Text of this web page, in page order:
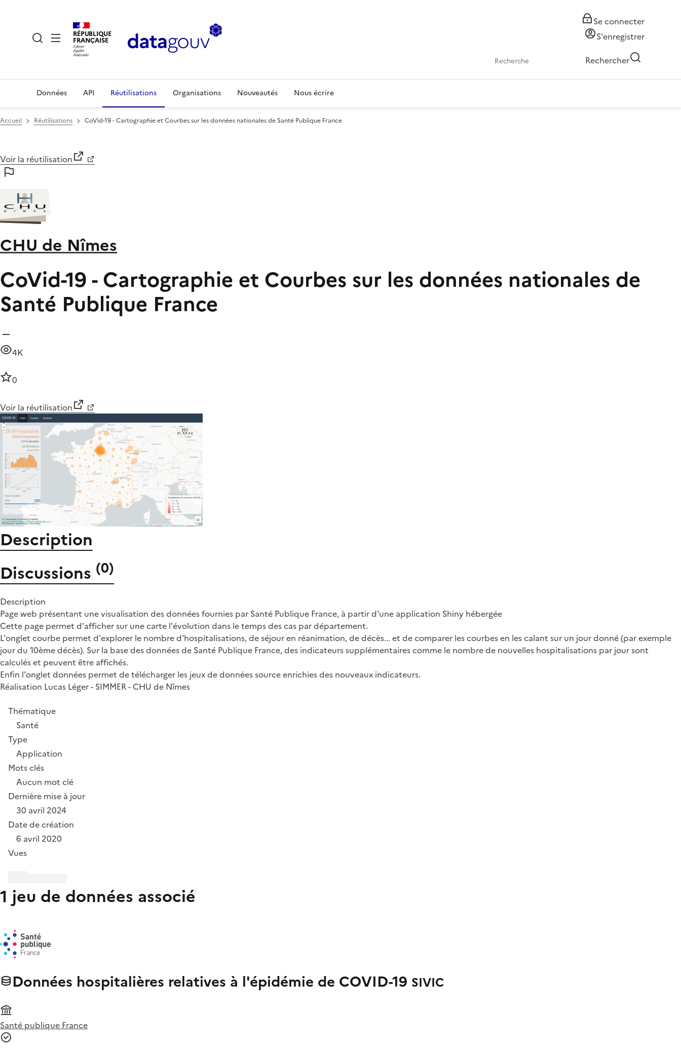
RÉPUBLIQUE
FRANÇAISE
Se connecter
S'enregistrer
Rechercher
Données API Réutilisations Organisations Nouveautés Nous écrire
Accueil Réutilisations CoVid-19 - Cartographie et Courbes sur les données nationales de Santé Publique France
Voir la réutilisation
CHU de Nîmes
CoVid-19 - Cartographie et Courbes sur les données nationales de
Santé Publique France
4K
0
Voir la réutilisation
Description
Discussions (0)
Description
Page web présentant une visualisation des données fournies par Santé Publique France, à partir d'une application Shiny hébergée
Cette page permet d'afficher sur une carte l'évolution dans le temps des cas par département.
L'onglet courbe permet d'explorer le nombre d'hospitalisations, de séjour en réanimation, de décès... et de comparer les courbes en les calant sur un jour donné (par exemple
jour du 10ème décès). Sur la base des données de Santé Publique France, des indicateurs supplémentaires comme le nombre de nouvelles hospitalisations par jour sont
calculés et peuvent être affichés.
Enfin l'onglet données permet de télécharger les jeux de données source enrichies des nouveaux indicateurs.
Réalisation Lucas Léger - SIMMER - CHU de Nîmes
Thématique
Santé
Type
Application
Mots clés
Aucun mot clé
Dernière mise à jour
30 avril 2024
Date de création
6 avril 2020
Vues
1 jeu de données associé
Données hospitalières relatives à l'épidémie de COVID-19 SIVIC
Santé publique France